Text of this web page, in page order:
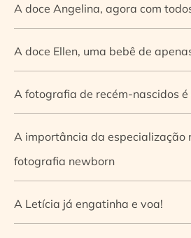
A doce Angelina, agora com
A doce Ellen, uma bebê de
A fotografia de recém-nascidos
A importância da especialização
fotografia newborn
A Letícia já engatinha e voa!